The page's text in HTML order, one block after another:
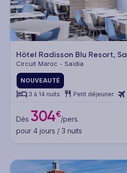
Hôtel Radisson Blu Resort,
Circuit Maroc - Saïdia
NOUVEAUTÉ
3 à 14 nuits
Petit déjeuner
Dès 304€/pers.
pour 4 jours / 3 nuits